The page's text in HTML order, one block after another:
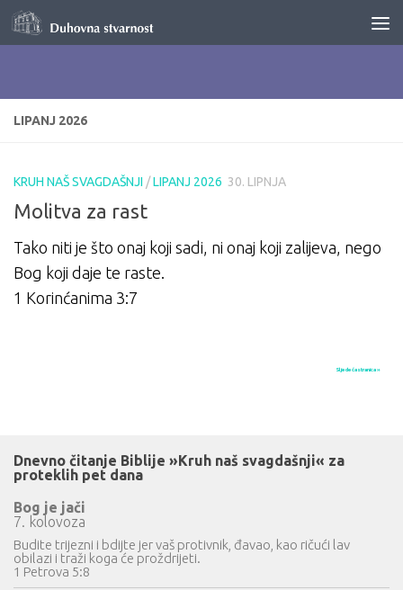
Skip to content
LIPANJ 2026
KRUH NAŠ SVAGDAŠNJI /LIPANJ 2026 30. LIPNJA
Molitva za rast
Tako niti je što onaj koji sadi, ni onaj koji zalijeva, nego
Bog koji daje te raste.
1 Korinćanima 3:7
Sljedeća stranica »
Dnevno čitanje Biblije »Kruh naš svagdašnji« za
proteklih pet dana
Bog je jači
7. kolovoza
Budite trijezni i bdijte jer vaš protivnik, đavao, kao ričući lav
obilazi i traži koga će proždrijeti.
1 Petrova 5:8